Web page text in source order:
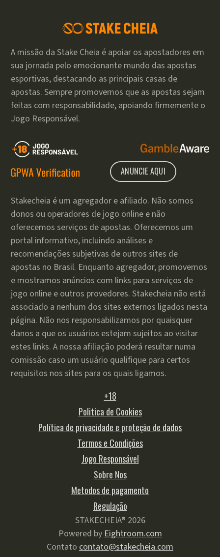
A missão da Stake Cheia é apoiar os apostadores em
sua jornada pelo emocionante mundo das apostas
esportivas, destacando as principais casas de
apostas. Sempre promovemos que as apostas sejam
feitas com responsabilidade, apoiando firmemente o
Jogo Responsável.
ANUNCIE AQUI
Stakecheia é um agregador e afiliado. Não somos
donos ou operadores de jogo online e não
oferecemos serviços de apostas. Oferecemos um
portal informativo, incluindo análises e
recomendações subjetivas de outros sites de
apostas no Brasil. Enquanto agregador, promovemos
e mostramos anúncios com links para serviços de
jogo online e outros provedores. Stakecheia não está
associado a nenhum dos sites externos ligados nesta
página. Não nos responsabilizamos por quaisquer
danos a que os usuários estejam sujeitos ao visitar
estes links. A nossa afiliação poderá resultar numa
comissão caso um usuário qualifique para certos
requisitos nos sites para os quais ligamos.
+18
Politica de Cookies
Política de privacidade e proteção de dados
Termos e Condições
Jogo Responsável
Sobre Nos
Metodos de pagamento
Regulação
STAKECHEIA® 2026
Powered byEightroom.com
Contato contato@stakecheia.com